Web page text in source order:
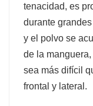
tenacidad, es
durante
y el polvo se
de la
sea más difícil
frontal y lateral.